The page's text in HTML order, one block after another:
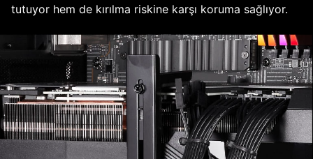
tutuyor hem de kırılma riskine karşı koruma sağlıyor.